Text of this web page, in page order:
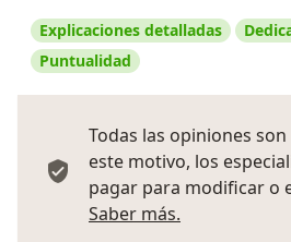
Explicaciones detalladas
Puntualidad
Todas las opiniones
este motivo, los
pagar para modificar o
Saber más.